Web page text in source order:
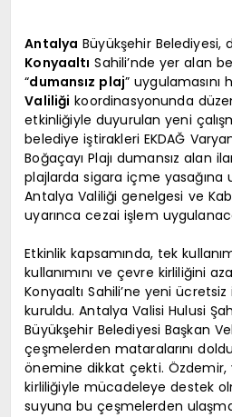
KÜNYE
Antalya Büyükşehir Belediyesi,
Konyaaltı Sahili’nde yer alan
“dumansız plaj” uygulamasını
Valiliği koordinasyonunda
etkinliğiyle duyurulan yeni
belediye iştirakleri EKDAĞ
Boğaçayı Plajı dumansız alan
plajlarda sigara içme
Antalya Valiliği genelgesi ve
uyarınca cezai işlem
Etkinlik kapsamında, tek
kullanımını ve çevre kirliliğini
Konyaaltı Sahili’ne yeni
kuruldu. Antalya Valisi Hulusi
Büyükşehir Belediyesi Başkan
çeşmelerden mataralarını
önemine dikkat çekti. Özdemir,
kirliliğiyle mücadeleye destek
suyuna bu çeşmelerden